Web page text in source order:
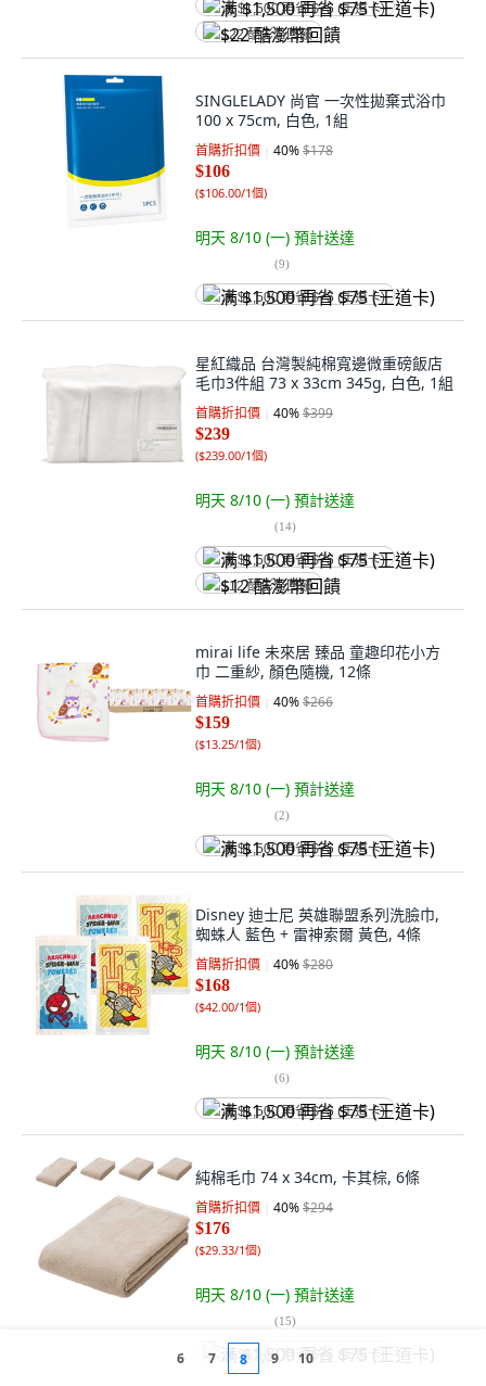
满 $1,500 再省 $75 (王道卡)
$22 酷澎幣回饋
SINGLELADY 尚官 一次性拋棄式浴巾
100 x 75cm, 白色, 1組
首購折扣價 40%$178
$106
($106.00/1個)
明天 8/10 (一) 預計送達
(9)
满 $1,500 再省 $75 (王道卡)
星紅織品 台灣製純棉寬邊微重磅飯店
毛巾3件組 73 x 33cm 345g, 白色, 1組
首購折扣價 40%$399
$239
($239.00/1個)
明天 8/10 (一) 預計送達
(14)
满 $1,500 再省 $75 (王道卡)
$12 酷澎幣回饋
mirai life 未來居 臻品 童趣印花小方
巾 二重紗, 顏色隨機, 12條
首購折扣價 40%$266
$159
($13.25/1個)
明天 8/10 (一) 預計送達
(2)
满 $1,500 再省 $75 (王道卡)
Disney 迪士尼 英雄聯盟系列洗臉巾,
蜘蛛人 藍色 + 雷神索爾 黃色, 4條
首購折扣價 40%$280
$168
($42.00/1個)
明天 8/10 (一) 預計送達
(6)
满 $1,500 再省 $75 (王道卡)
純棉毛巾 74 x 34cm, 卡其棕, 6條
首購折扣價 40%$294
$176
($29.33/1個)
明天 8/10 (一) 預計送達
(15)
满 $1,500 再省 $75 (王道卡)
6 7 8 9 10